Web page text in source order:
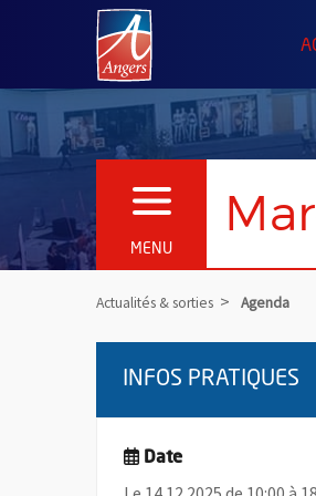
Angers.fr : Retour à
MENU
OUVRIR LE MENU
Actualités & sorties Agenda
INFOS PRATIQUES
Date